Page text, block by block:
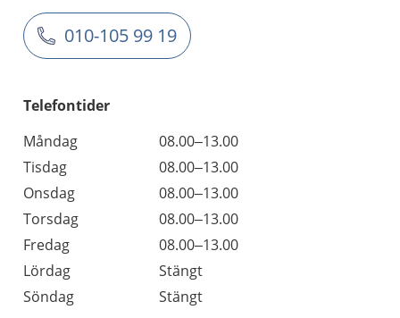
010-105 99 19
Telefontider
Måndag
08.00–13.00
Tisdag
08.00–13.00
Onsdag
08.00–13.00
Torsdag
08.00–13.00
Fredag
08.00–13.00
Lördag
Stängt
Söndag
Stängt